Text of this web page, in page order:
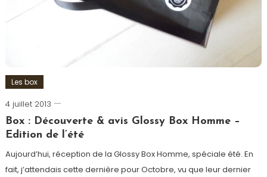
Les box
4 juillet 2013
Romain-
Paris
Box : Découverte & avis Glossy Box Homme –
Edition de l’été
Aujourd’hui, réception de la Glossy Box Homme, spéciale été. En
fait, j’attendais cette dernière pour Octobre, vu que leur dernier